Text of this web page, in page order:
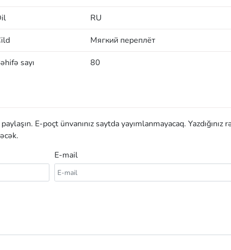
RU
Мягкий переплёт
sayı 80
E-poçt ünvanınız saytda yayımlanmayacaq. Yazdığınız
E-mail